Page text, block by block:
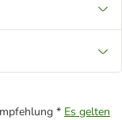
* Es gelten